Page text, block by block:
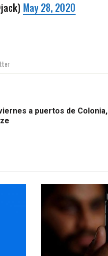
May 28, 2020
a puertos de Colonia,